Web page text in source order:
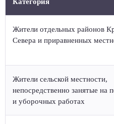
Жители отдельных районов
Севера и приравненных
Жители сельской местности,
непосредственно занятые на
и уборочных работах